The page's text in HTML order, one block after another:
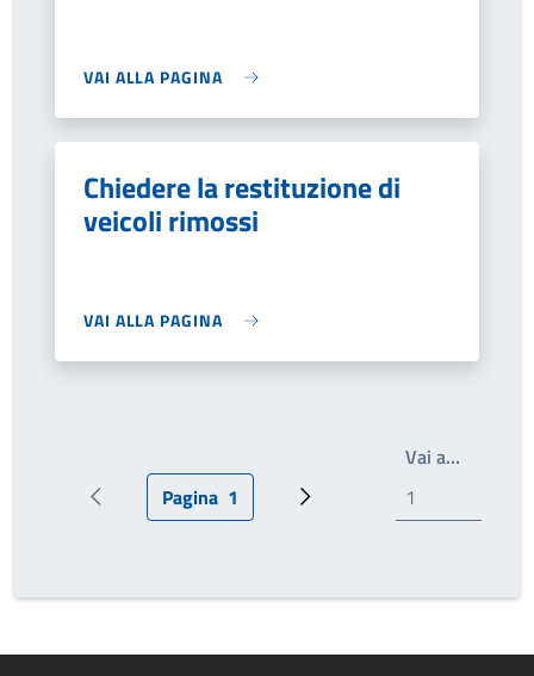
VAI ALLA PAGINA
Chiedere la restituzione di
veicoli rimossi
VAI ALLA PAGINA
Pagina precedentePagina attuale
Pagina 1 Prossima pagina
Vai a…